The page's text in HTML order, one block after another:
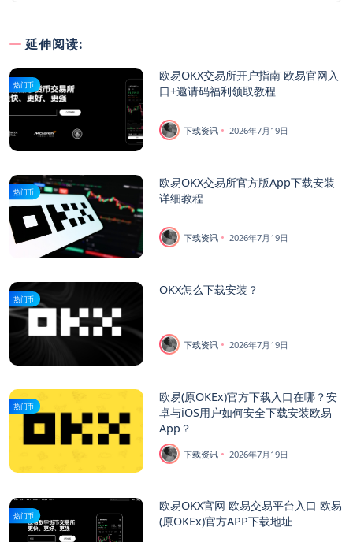
延伸阅读:
热门币
欧易OKX交易所开户指南 欧易官网入
口+邀请码福利领取教程
下载资讯 2026年7月19日
热门币
欧易OKX交易所官方版App下载安装
详细教程
下载资讯 2026年7月19日
热门币
OKX怎么下载安装？
下载资讯 2026年7月19日
热门币
欧易(原OKEx)官方下载入口在哪？安
卓与iOS用户如何安全下载安装欧易
App？
下载资讯 2026年7月19日
热门币
欧易OKX官网 欧易交易平台入口 欧易
(原OKEx)官方APP下载地址